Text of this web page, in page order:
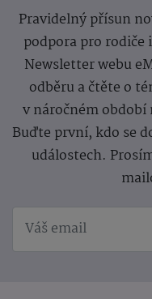
Pravidelný přísun
podpora pro rodiče
Newsletter webu
odběru a čtěte o
v náročném
Buďte první, kdo se
událostech.